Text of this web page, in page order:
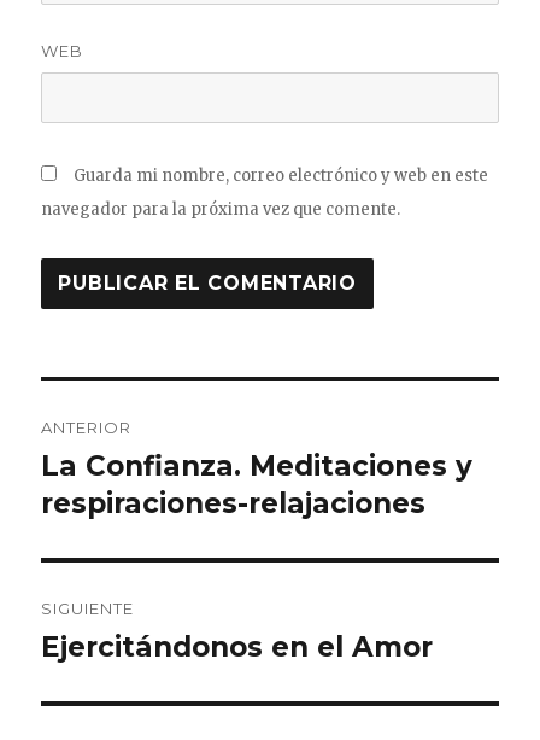
WEB
Guarda mi nombre, correo electrónico y web en este
navegador para la próxima vez que comente.
de
entradas
ANTERIOR
Entrada
anterior:
La Confianza. Meditaciones y
respiraciones-relajaciones
SIGUIENTE
Entrada
Ejercitándonos en el Amor